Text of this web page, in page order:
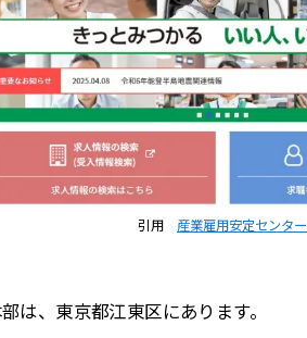
引用 産業雇用安定センター
は、東京都江東区にあります。